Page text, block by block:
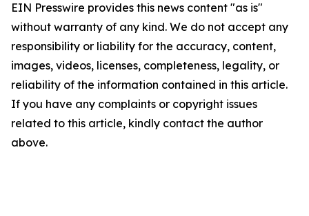
EIN Presswire provides this news content "as is"
without warranty of any kind. We do not accept any
responsibility or liability for the accuracy, content,
images, videos, licenses, completeness, legality, or
reliability of the information contained in this article.
If you have any complaints or copyright issues
related to this article, kindly contact the author
above.